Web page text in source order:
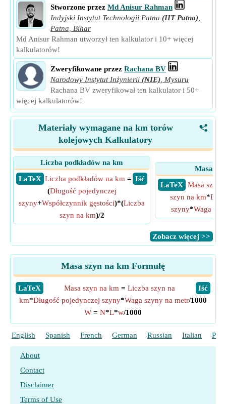
Stworzone przez Md Anisur Rahman
Indyjski Instytut Technologii Patna (IIT Patna)
Patna, Bihar
Md Anisur Rahman utworzył ten kalkulator i 10+ więcej
kalkulatorów!
Zweryfikowane przez Rachana BV
Narodowy Instytut Inżynierii (NIE)
Mysuru
Rachana BV zweryfikował ten kalkulator i 50+
więcej kalkulatorów!
<
Materiały wymagane na km torów
kolejowych Kalkulatory
Liczba podkładów na km
​ LaTeX
​ Iść
Liczba podkładów na km =
(Długość pojedynczej
szyny+Współczynnik gęstości)*(Liczba
szyn na km)/2
Masa
​ LaTeX
Masa szyn
szyn na km*
szyny*Waga
​Zobacz więcej >>
Masa szyn na km Formułę
​LaTeX ​Iść
Masa szyn na km = Liczba szyn na
km*Długość pojedynczej szyny*Waga szyny na metr/1000
W = N*L*w/1000
English Spanish French German Russian Italian
About
Contact
Disclaimer
Terms of Use